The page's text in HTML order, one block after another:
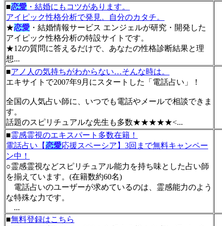
■恋愛 ・結婚にもコツがあります。
アイピック性格分析で発見。自分のカタチ。
★恋愛 ・結婚情報サービス エンジェルが研究・開発した
アイピック性格分析の特設サイトです。
★12の質問に答えるだけで、あなたの性格診断結果と理
想...
■アノ人の気持ちがわからない…そんな時は。
エキサイトで2007年9月にスタートした「電話占い」！
全国の人気占い師に、いつでも電話やメールで相談できま
す。
話題のスピリチュアルな先生も多数★★★★★<...
■霊感霊視のエキスパート多数在籍！
電話占い【恋愛応援スペーシア】3回まで無料キャンペー
ン中！
○霊感霊視などスピリチュアル能力を持ち味とした占い師
を揃えています。(在籍数約60名)
電話占いのユーザーが求めているのは、霊感能力のよう
な特殊な力です。
...
■無料登録はこちら